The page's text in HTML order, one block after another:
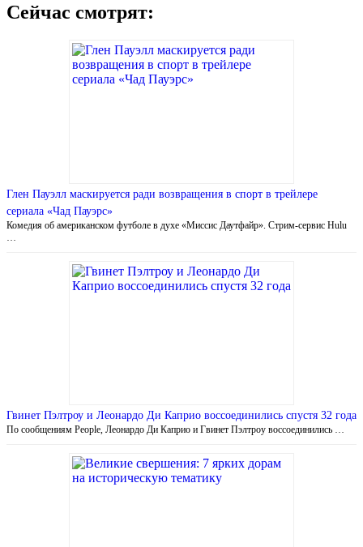
Сейчас смотрят:
Глен Пауэлл маскируется ради возвращения в спорт в трейлере
сериала «Чад Пауэрс»
Комедия об американском футболе в духе «Миссис Даутфайр». Стрим-сервис Hulu
Гвинет Пэлтроу и Леонардо Ди Каприо воссоединились спустя 32 года
По сообщениям People, Леонардо Ди Каприо и Гвинет Пэлтроу воссоединились …